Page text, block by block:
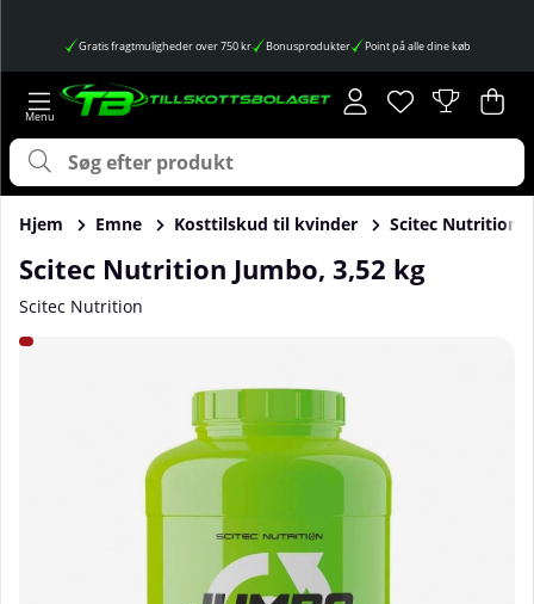
Gratis fragtmuligheder over 750 kr Bonusprodukter Point på alle dine køb
Ønskeliste
Antal på
. .
Hjem Emne Kosttilskud til kvinder Scitec Nutrition
Scitec Nutrition Jumbo, 3,52 kg
Scitec Nutrition
Produktbilleder Scitec Nutrition Jumbo, 3,52 kg